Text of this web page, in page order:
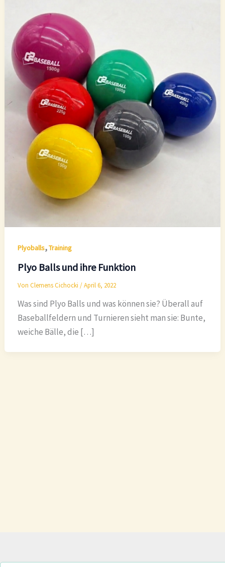
Plyoballs,Training
Plyo Balls und ihre Funktion
Von Clemens Cichocki /April 6, 2022
Was sind Plyo Balls und was können sie? Überall auf
Baseballfeldern und Turnieren sieht man sie: Bunte,
weiche Bälle, die […]